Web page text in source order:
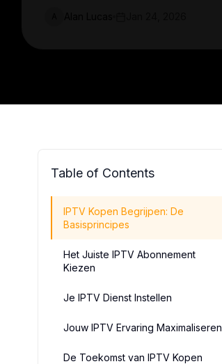
Table of Contents
IPTV Kopen Begrijpen: De
Basisprincipes
Het Juiste IPTV Abonnement
Kiezen
Je IPTV Dienst Instellen
Jouw IPTV Ervaring Maximaliseren
De Toekomst van IPTV Kopen